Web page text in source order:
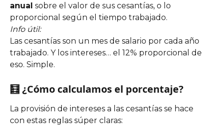
anual sobre el valor de sus cesantías, o lo
proporcional según el tiempo trabajado.
Info útil:
Las cesantías son un mes de salario por cada año
trabajado. Y los intereses… el 12% proporcional de
eso. Simple.
🧮 ¿Cómo calculamos el porcentaje?
La provisión de intereses a las cesantías se hace
con estas reglas súper claras: